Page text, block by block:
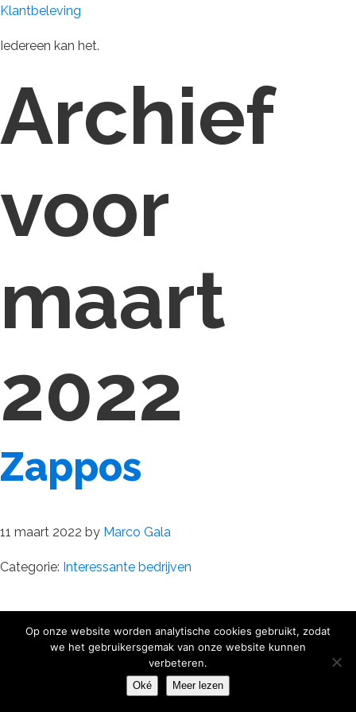
Klantbeleving
Iedereen kan het.
Archief
voor
maart
2022
Zappos
11 maart 2022 by Marco Gala
Categorie: Interessante bedrijven
Op onze website worden analytische cookies gebruikt, zodat
we het gebruikersgemak van onze website kunnen
verbeteren.
Oké Meer lezen